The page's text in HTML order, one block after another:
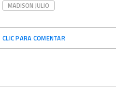
MADISON JULIO
CLIC PARA COMENTAR